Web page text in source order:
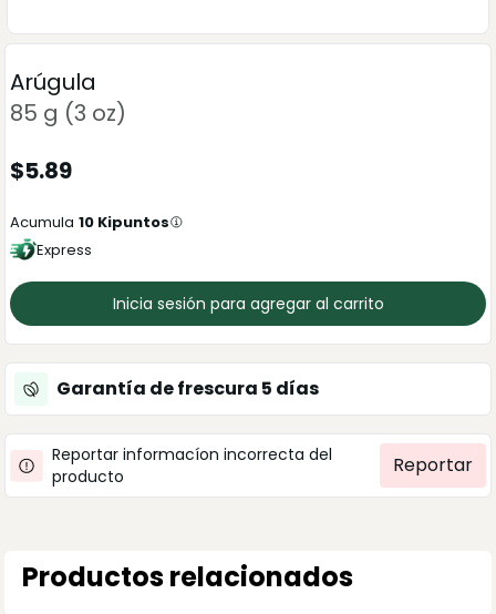
Arúgula
85 g (3 oz)
$5.89
Acumula 10 Kipuntos
Express
Inicia sesión para agregar al carrito
Garantía de frescura 5 días
Reportar informacíon incorrecta del
producto
Reportar
Productos relacionados